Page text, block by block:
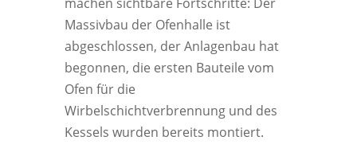
Massivbau der Ofenhalle ist
abgeschlossen, der Anlagenbau hat
begonnen, die ersten Bauteile vom
Ofen für die
Wirbelschichtverbrennung und des
Kessels wurden bereits montiert.